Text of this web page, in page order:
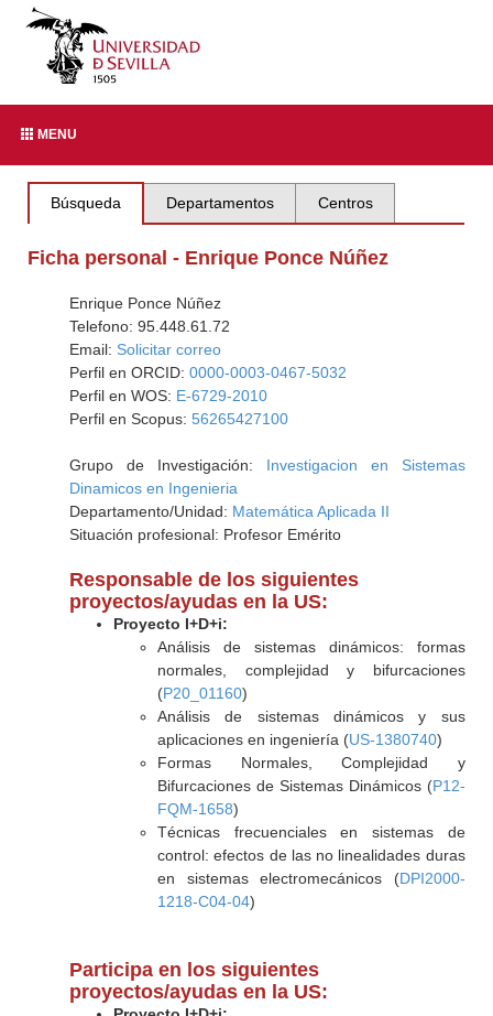
MENU
Búsqueda Departamentos Centros
Ficha personal - Enrique Ponce Núñez
Enrique Ponce Núñez
Telefono: 95.448.61.72
Email: Solicitar correo
Perfil en ORCID: 0000-0003-0467-5032
Perfil en WOS: E-6729-2010
Perfil en Scopus: 56265427100
Grupo de Investigación: Investigacion en Sistemas
Dinamicos en Ingenieria
Departamento/Unidad: Matemática Aplicada II
Situación profesional: Profesor Emérito
Responsable de los siguientes
proyectos/ayudas en la US:
Proyecto I+D+i:
Análisis de sistemas dinámicos: formas
normales, complejidad y bifurcaciones
(P20_01160)
Análisis de sistemas dinámicos y sus
aplicaciones en ingeniería (US-1380740)
Formas Normales, Complejidad y
Bifurcaciones de Sistemas Dinámicos (P12-
FQM-1658)
Técnicas frecuenciales en sistemas de
control: efectos de las no linealidades duras
en sistemas electromecánicos (DPI2000-
1218-C04-04)
Participa en los siguientes
proyectos/ayudas en la US: